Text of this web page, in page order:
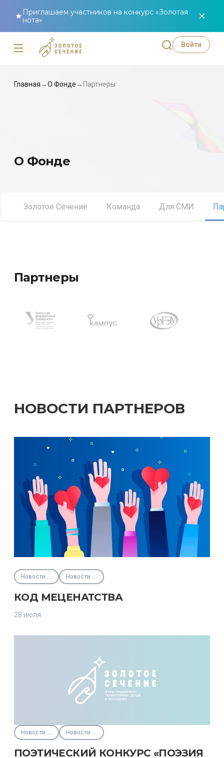
Приглашаем участников на конкурс «Золотая
нота»
Войти
Главная →О Фонде → Партнеры
О Фонде
Золотое Сечение Команда Для СМИ
Партнеры
НОВОСТИ ПАРТНЕРОВ
Новости партнёров Новости Фонда
КОД МЕЦЕНАТСТВА
28 июля
Новости партнёров Новости Фонда
ПОЭТИЧЕСКИЙ КОНКУРС «ПОЭЗИЯ